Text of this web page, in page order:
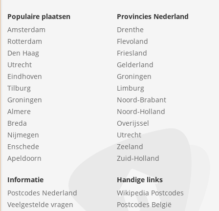
Populaire plaatsen
Amsterdam
Rotterdam
Den Haag
Utrecht
Eindhoven
Tilburg
Groningen
Almere
Breda
Nijmegen
Enschede
Apeldoorn
Provincies Nederland
Drenthe
Flevoland
Friesland
Gelderland
Groningen
Limburg
Noord-Brabant
Noord-Holland
Overijssel
Utrecht
Zeeland
Zuid-Holland
Informatie
Postcodes Nederland
Veelgestelde vragen
Handige links
Wikipedia Postcodes
Postcodes België